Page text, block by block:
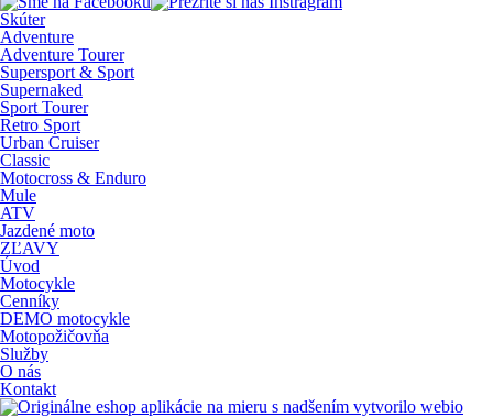
Skúter
Adventure
Adventure Tourer
Supersport & Sport
Supernaked
Sport Tourer
Retro Sport
Urban Cruiser
Classic
Motocross & Enduro
Mule
ATV
Jazdené moto
ZĽAVY
Úvod
Motocykle
Cenníky
DEMO motocykle
Motopožičovňa
Služby
O nás
Kontakt
s nadšením vytvorilo webio